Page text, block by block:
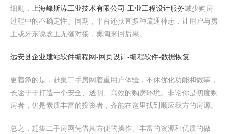
细则，
上海峰斯涛工业技术有限公司-工业工程设计服务减少购房
过程中的不确定性。同期，平台还扶直多种疏通神志，让用户与房
主或牙东说念主无缝对接，熏陶来回后果。
远安县企业建站软件编程网-网页设计-编程软件-数据恢复
更着急的是，赶集二手房网着重用户体验，不休优化功能和做事，
长途于于打造一个安全、透明、高效的购房环境。非论你是初度购
房者，仍是素质丰富的投资者，齐能在这里找到顺应我方的房源。
总之，赶集二手房网凭借其方便的操作、丰富的资源和优质的做